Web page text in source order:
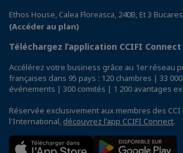
Ethos House, Calea Floreasca, 240B, Et 3
(Accéder au plan)
Téléchargez l’application CCIFI Connect
Accélérez votre business grâce au 1er réseau
françaises dans 95 pays : 120 chambres | 33
événements | 300 comités | 1 200 avantages
Réservée exclusivement aux membres des CCI
l'International, découvrez l'app CCIFI Connect.